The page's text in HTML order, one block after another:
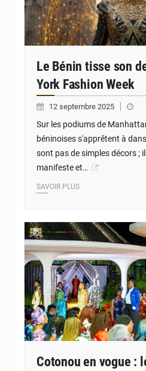
Le Bénin tisse son
York Fashion Week
12 septembre 2025
Sur les podiums de
béninoises s'apprêtent à
sont pas de simples décors ;
manifeste et…
SAVOIR PLUS
Cotonou en vogue :